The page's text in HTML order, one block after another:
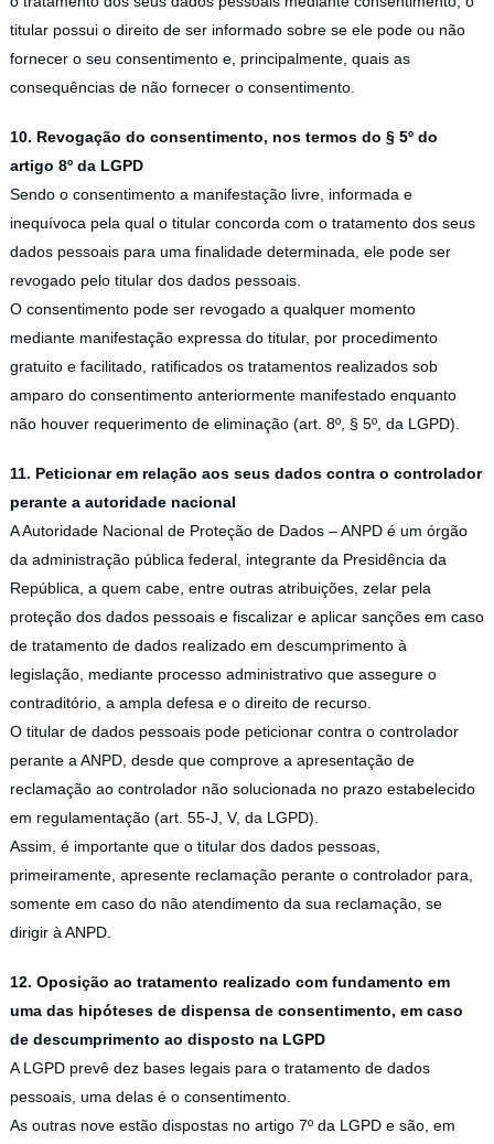
titular possui o direito de ser informado sobre se ele pode ou não
fornecer o seu consentimento e, principalmente, quais as
consequências de não fornecer o consentimento.
10. Revogação do consentimento, nos termos do § 5º do
artigo 8º da LGPD
Sendo o consentimento a manifestação livre, informada e
inequívoca pela qual o titular concorda com o tratamento dos seus
dados pessoais para uma finalidade determinada, ele pode ser
revogado pelo titular dos dados pessoais.
O consentimento pode ser revogado a qualquer momento
mediante manifestação expressa do titular, por procedimento
gratuito e facilitado, ratificados os tratamentos realizados sob
amparo do consentimento anteriormente manifestado enquanto
não houver requerimento de eliminação (art. 8º, § 5º, da LGPD).
11. Peticionar em relação aos seus dados contra o controlador
perante a autoridade nacional
A Autoridade Nacional de Proteção de Dados – ANPD é um órgão
da administração pública federal, integrante da Presidência da
República, a quem cabe, entre outras atribuições, zelar pela
proteção dos dados pessoais e fiscalizar e aplicar sanções em caso
de tratamento de dados realizado em descumprimento à
legislação, mediante processo administrativo que assegure o
contraditório, a ampla defesa e o direito de recurso.
O titular de dados pessoais pode peticionar contra o controlador
perante a ANPD, desde que comprove a apresentação de
reclamação ao controlador não solucionada no prazo estabelecido
em regulamentação (art. 55-J, V, da LGPD).
Assim, é importante que o titular dos dados pessoas,
primeiramente, apresente reclamação perante o controlador para,
somente em caso do não atendimento da sua reclamação, se
dirigir à ANPD.
12. Oposição ao tratamento realizado com fundamento em
uma das hipóteses de dispensa de consentimento, em caso
de descumprimento ao disposto na LGPD
A LGPD prevê dez bases legais para o tratamento de dados
pessoais, uma delas é o consentimento.
As outras nove estão dispostas no artigo 7º da LGPD e são, em